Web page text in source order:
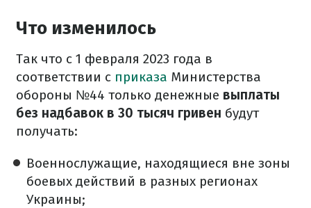
Что изменилось
Так что с 1 февраля 2023 года в
соответствии с приказа Министерства
обороны №44 только денежные выплаты
без надбавок в 30 тысяч гривен будут
получать:
Военнослужащие, находящиеся вне зоны
боевых действий в разных регионах
Украины;